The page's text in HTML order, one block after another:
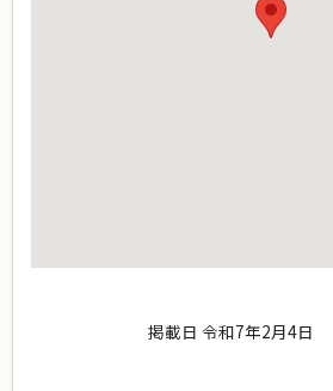
掲載日 令和7年2月4日